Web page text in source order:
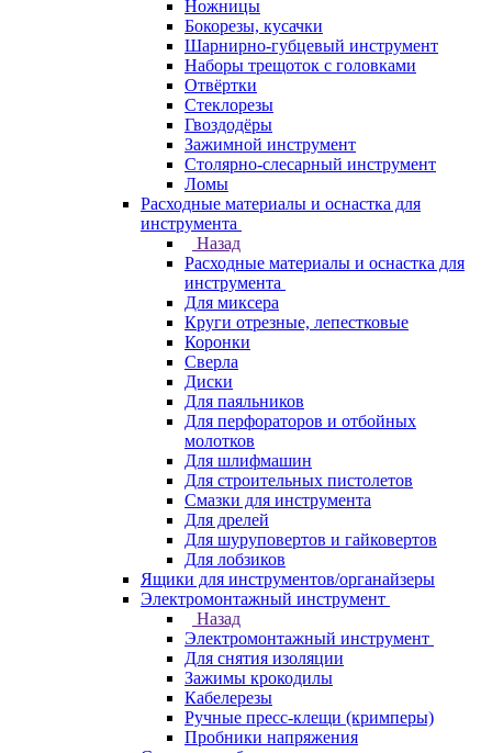
Ножницы
Бокорезы, кусачки
Шарнирно-губцевый инструмент
Наборы трещоток с головками
Отвёртки
Стеклорезы
Гвоздодёры
Зажимной инструмент
Столярно-слесарный инструмент
Ломы
Расходные материалы и оснастка для
инструмента
Назад
Расходные материалы и оснастка для
инструмента
Для миксера
Круги отрезные, лепестковые
Коронки
Сверла
Диски
Для паяльников
Для перфораторов и отбойных
молотков
Для шлифмашин
Для строительных пистолетов
Смазки для инструмента
Для дрелей
Для шуруповертов и гайковертов
Для лобзиков
Ящики для инструментов/органайзеры
Электромонтажный инструмент
Назад
Электромонтажный инструмент
Для снятия изоляции
Зажимы крокодилы
Кабелерезы
Ручные пресс-клещи (кримперы)
Пробники напряжения